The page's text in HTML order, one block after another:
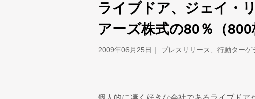
ライブドア、ジェイ・
アーズ株式の80％（
2009年06月25日 プレスリリース 行動ターゲ